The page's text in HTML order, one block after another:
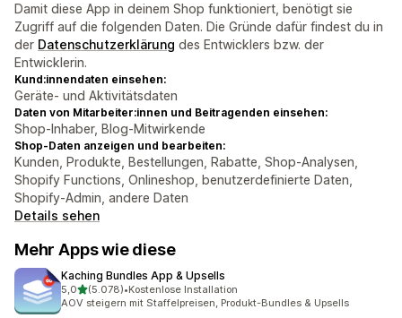
Damit diese App in deinem Shop funktioniert, benötigt sie
Zugriff auf die folgenden Daten. Die Gründe dafür findest du in
der Datenschutzerklärung des Entwicklers bzw. der
Entwicklerin.
Kund:innendaten einsehen:
Geräte- und Aktivitätsdaten
Daten von Mitarbeiter:innen und Beitragenden einsehen:
Shop-Inhaber, Blog-Mitwirkende
Shop-Daten anzeigen und bearbeiten:
Kunden, Produkte, Bestellungen, Rabatte, Shop-Analysen,
Shopify Functions, Onlineshop, benutzerdefinierte Daten,
Shopify-Admin, andere Daten
Details sehen
Mehr Apps wie diese
Kaching Bundles App & Upsells
5,0von 5 Sternen
(5.078)
5078 Rezensionen insgesamt
•Kostenlose Installation
AOV steigern mit Staffelpreisen, Produkt-Bundles & Upsells